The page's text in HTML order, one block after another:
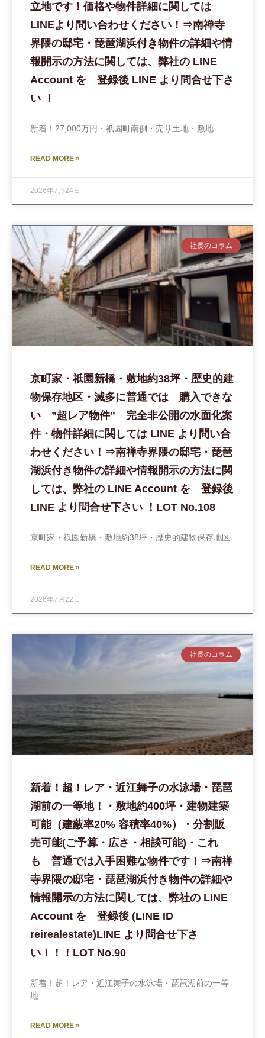
立地です！価格や物件詳細に関しては
LINEより問い合わせください！⇒南禅寺
界隈の邸宅・琵琶湖浜付き物件の詳細や情
報開示の方法に関しては、弊社の LINE
Account を 登録後 LINE より問合せ下さ
い ！
新着！27,000万円・祇園町南側・売り土地・敷地
READ MORE »
2026年7月24日
社長のコラム
京町家・祇園新橋・敷地約38坪・歴史的建
物保存地区・滅多に普通では 購入できな
い ”超レア物件” 完全非公開の水面化案
件・物件詳細に関しては LINE より問い合
わせください！⇒南禅寺界隈の邸宅・琵琶
湖浜付き物件の詳細や情報開示の方法に関
しては、弊社の LINE Account を 登録後
LINE より問合せ下さい ！LOT No.108
京町家・祇園新橋・敷地約38坪・歴史的建物保存地区
READ MORE »
2026年7月22日
社長のコラム
新着！超！レア・近江舞子の水泳場・琵琶
湖前の一等地！・敷地約400坪・建物建築
可能（建蔽率20% 容積率40%）・分割販
売可能(ご予算・広さ・相談可能)・これ
も 普通では入手困難な物件です！⇒南禅
寺界隈の邸宅・琵琶湖浜付き物件の詳細や
情報開示の方法に関しては、弊社の LINE
Account を 登録後 (LINE ID
reirealestate)LINE より問合せ下さ
い！！！LOT No.90
新着！超！レア・近江舞子の水泳場・琵琶湖前の一等
地
READ MORE »